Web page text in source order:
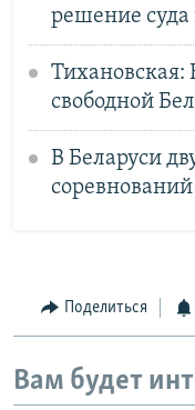
решение суда
Тихановская:
свободной
В Беларуси
Поделиться
Вам будет